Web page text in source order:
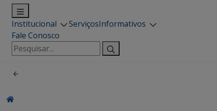
Institucional ServiçosInformativos
Fale Conosco
Pesquisar
por: